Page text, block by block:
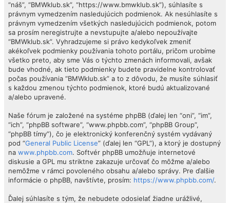
“náš”, “BMWklub.sk”, “https://www.bmwklub.sk”), súhlasíte s
právnym vymedzením nasledujúcich podmienok. Ak nesúhlasíte s
právnym vymedzením všetkých nasledujúcich podmienok, potom
sa prosím neregistrujte a nevstupujte a/alebo nepoužívajte
“BMWklub.sk”. Vyhradzujeme si právo kedykoľvek zmeniť
akékoľvek podmienky používania tohoto portálu, pričom urobíme
všetko preto, aby sme Vás o týchto zmenách informovali, avšak
bude vhodné, ak tieto podmienky budete pravidelne kontrolovať
počas používania “BMWklub.sk” a to z dôvodu, že musíte súhlasiť
s každou zmenou týchto podmienok, ktoré budú aktualizované
a/alebo upravené.
Naše fórum je založené na systéme phpBB (ďalej len “oni”, “im”,
“ich”, “phpBB software”, “www.phpbb.com”, “phpBB Group”,
“phpBB tímy”), čo je elektronický konferenčný systém vydávaný
pod “General Public License” (ďalej len “GPL”), a ktorý je dostupný
na www.phpbb.com. Softvér phpBB umožňuje internetové
diskusie a GPL mu striktne zakazuje určovať čo môžme a/alebo
nemôžme v rámci povoleného obsahu a/alebo správy. Pre ďalšie
informácie o phpBB, navštívte, prosím: https://www.phpbb.com/.
Ďalej súhlasíte s tým, že nebudete odosielať žiadne urážlivé,